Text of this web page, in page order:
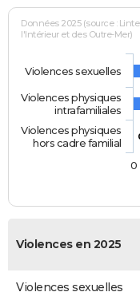
Données 2025 (source :
l'Intérieur et des Outre-Mer)
Violences sexuelles
Violences physiques
intrafamiliales
Violences physiques
hors cadre familial
0
Violences en 2025
Violences sexuelles